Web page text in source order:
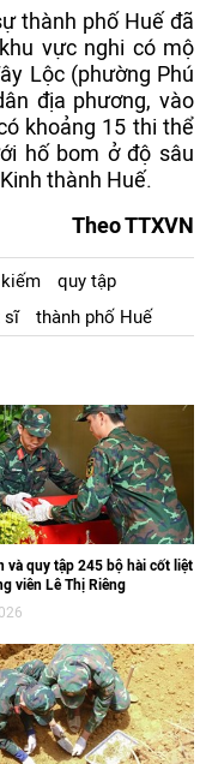
thành phố Huế đã
vực nghi có mộ
Lộc (phường Phú
địa phương, vào
khoảng 15 thi thể
hố bom ở độ sâu
thành Huế.
Theo TTXVN
quy tập
sĩ thành phố Huế
và quy tập 245 bộ hài cốt liệt
viên Lê Thị Riêng